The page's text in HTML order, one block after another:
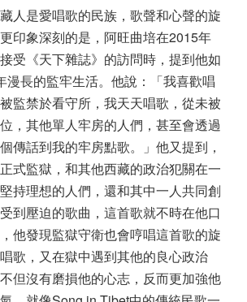
人是愛唱歌的民族，歌聲和心聲的旋
印象深刻的是，阿旺曲培在2015年
受《天下雜誌》的訪問時，提到他如
漫長的監牢生活。他說：「我喜歡唱
監禁於看守所，我天天唱歌，從未被
，其他單人牢房的人們，甚至會透過
傳話到我的牢房點歌。」他又提到，
式監獄，和其他西藏的政治犯關在一
持理想的人們，還和其中一人共同創
到壓迫的歌曲，這首歌就不時在他口
他發現監獄守衛也會哼唱這首歌的旋
歌，又在獄中遇到其他的良心政治
但沒有磨損他的心志，反而更加強他